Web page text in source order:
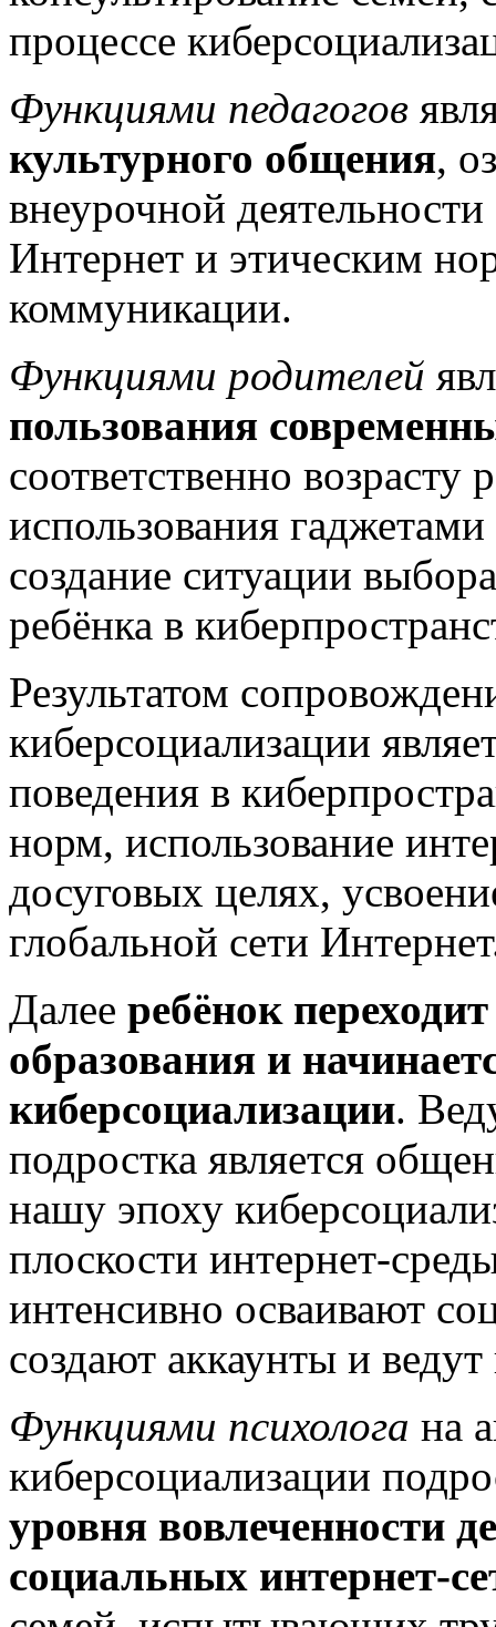
процессе
Функциями педагогов
культурного общения,
внеурочной
Интернет и этическим
коммуникации.
Функциями родителей
пользования
соответственно
использования
создание ситуации
ребёнка в
Результатом
киберсоциализации
поведения в
норм, использование
досуговых целях,
глобальной сети
Далее ребёнок
образования и
киберсоциализации.
подростка является
нашу эпоху
плоскости интернет-
интенсивно осваивают
создают аккаунты и
Функциями психолога на
киберсоциализации
уровня вовлеченности
социальных интернет-